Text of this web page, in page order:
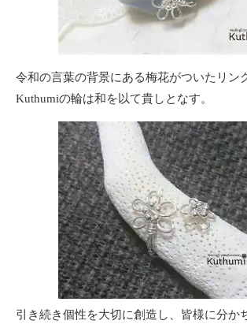
令和の言葉の背景にある梅花がついたリン
Kuthumiの輪は和を以て貴しとなす。
引き続き個性を大切に創造し、皆様に分か